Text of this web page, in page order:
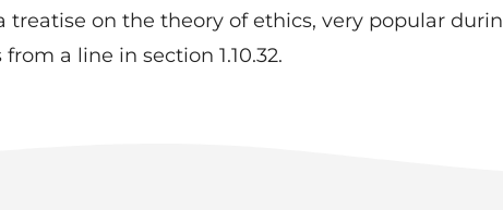
treatise on the theory of ethics, very popular
a line in section 1.10.32.